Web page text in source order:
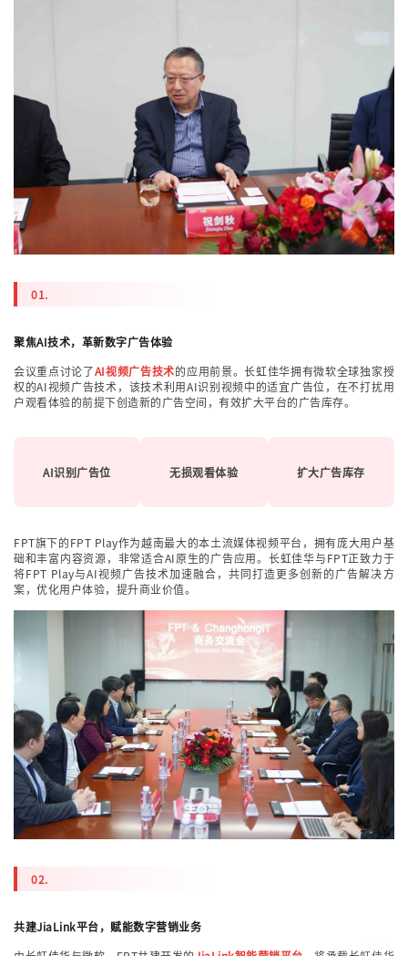
01.
聚焦AI技术，革新数字广告体验
会议重点讨论了AI视频广告技术的应用前景。长虹佳华拥有微软全球独家授
权的AI视频广告技术，该技术利用AI识别视频中的适宜广告位，在不打扰用
户观看体验的前提下创造新的广告空间，有效扩大平台的广告库存。
AI识别广告位 无损观看体验 扩大广告库存
FPT旗下的FPT Play作为越南最大的本土流媒体视频平台，拥有庞大用户基
础和丰富内容资源，非常适合AI原生的广告应用。长虹佳华与FPT正致力于
将FPT Play与AI视频广告技术加速融合，共同打造更多创新的广告解决方
案，优化用户体验，提升商业价值。
02.
共建JiaLink平台，赋能数字营销业务